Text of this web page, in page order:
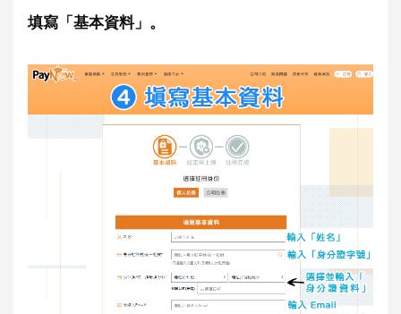
填寫「基本資料」。